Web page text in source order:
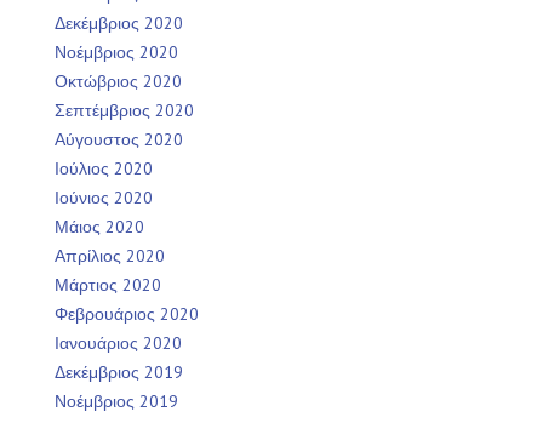
Δεκέμβριος 2020
Νοέμβριος 2020
Οκτώβριος 2020
Σεπτέμβριος 2020
Αύγουστος 2020
Ιούλιος 2020
Ιούνιος 2020
Μάιος 2020
Απρίλιος 2020
Μάρτιος 2020
Φεβρουάριος 2020
Ιανουάριος 2020
Δεκέμβριος 2019
Νοέμβριος 2019